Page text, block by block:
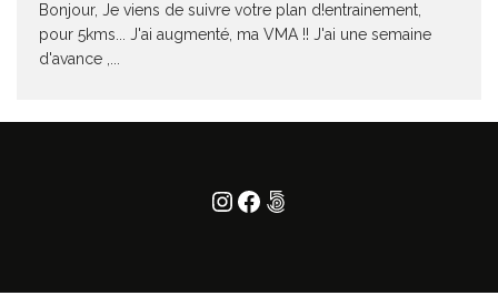
Bonjour, Je viens de suivre votre plan d!entrainement,
pour 5kms... J'ai augmenté, ma VMA !! J'ai une semaine
d'avance ,...
Instagram
Facebook
500px